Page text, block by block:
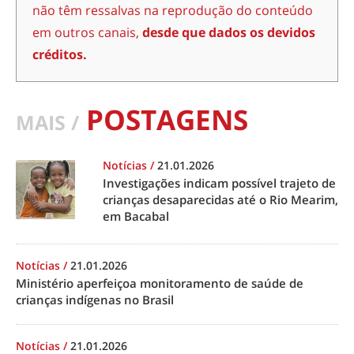
não têm ressalvas na reprodução do conteúdo
em outros canais, desde que dados os devidos
créditos.
MAIS / POSTAGENS
Notícias /21.01.2026
Investigações indicam possível trajeto de
crianças desaparecidas até o Rio Mearim,
em Bacabal
Notícias /21.01.2026
Ministério aperfeiçoa monitoramento de saúde de
crianças indígenas no Brasil
Notícias /21.01.2026